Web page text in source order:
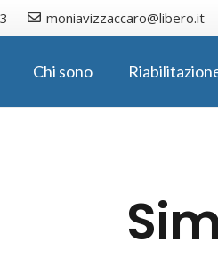
moniavizzaccaro@libero.it
Chi sono